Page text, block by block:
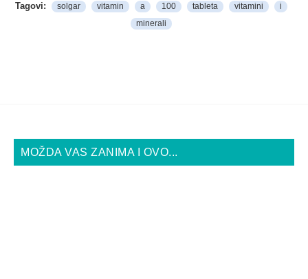
Tagovi: solgar vitamin a 100 tableta vitamini
i
minerali
MOŽDA VAS ZANIMA I OVO...